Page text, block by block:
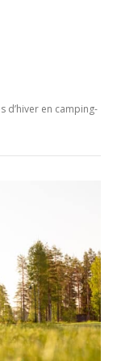
d’hiver en camping-